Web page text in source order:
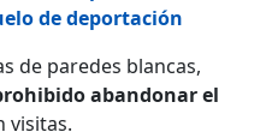
de deportación
de paredes blancas,
abandonar el
visitas.